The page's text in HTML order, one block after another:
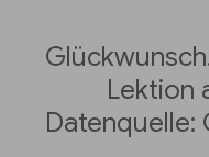
Lektion
Datenquelle: